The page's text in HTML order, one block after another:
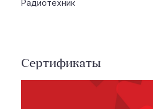
Радиотехник
Сертификаты